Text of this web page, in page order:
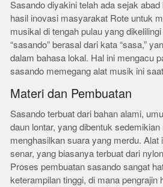
Sasando diyakini telah ada sejak
hasil inovasi masyarakat Rote untuk
musikal di tengah pulau yang
“sasando” berasal dari kata “sasa,”
dalam bahasa lokal. Hal ini mengacu
sasando memegang alat musik ini
Materi dan Pembuatan
Sasando terbuat dari bahan alami,
daun lontar, yang dibentuk
menghasilkan suara yang merdu. Alat
senar, yang biasanya terbuat dari
Proses pembuatan sasando sangat
keterampilan tinggi, di mana pengrajin